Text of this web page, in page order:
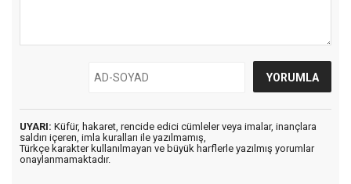
UYARI: Küfür, hakaret, rencide edici cümleler veya imalar, inançlara
saldırı içeren, imla kuralları ile yazılmamış,
Türkçe karakter kullanılmayan ve büyük harflerle yazılmış yorumlar
onaylanmamaktadır.